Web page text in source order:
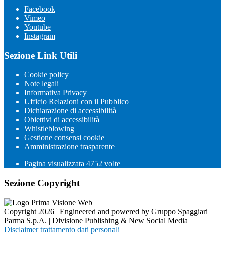
Facebook
Vimeo
Youtube
Instagram
Sezione Link Utili
Cookie policy
Note legali
Informativa Privacy
Ufficio Relazioni con il Pubblico
Dichiarazione di accessibilità
Obiettivi di accessibilità
Whistleblowing
Gestione consensi cookie
Amministrazione trasparente
Pagina visualizzata 4752 volte
Sezione Copyright
Copyright 2026 | Engineered and powered by Gruppo Spaggiari
Parma S.p.A. | Divisione Publishing & New Social Media
Disclaimer trattamento dati personali